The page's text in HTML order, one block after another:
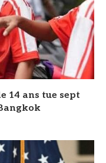
14 ans tue sept